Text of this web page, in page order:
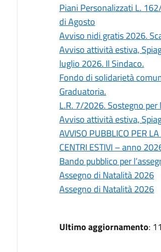
Piani Personalizzati L.
di Agosto
Avviso nidi gratis 2026.
Avviso attività estiva,
luglio 2026. Il Sindaco.
Fondo di solidarietà
Graduatoria.
L.R. 7/2026. Sostegno
Avviso attività estiva,
AVVISO PUBBLICO PER
CENTRI ESTIVI – anno
Bando pubblico per
Assegno di Natalità 2026
Assegno di Natalità 2026
Ultimo aggiornamento: